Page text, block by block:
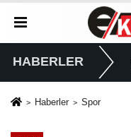
HABERLER
Haberler Spor